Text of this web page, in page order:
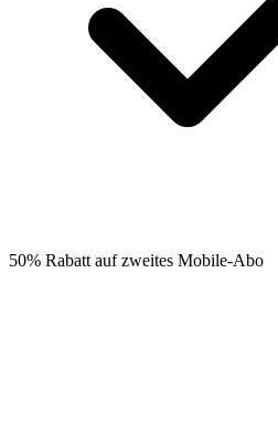
50% Rabatt auf zweites Mobile-Abo